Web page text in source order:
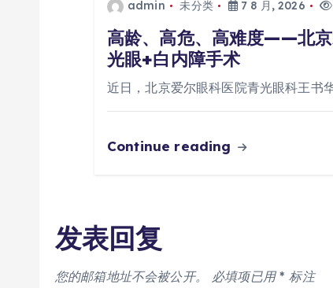
admin 未分类 7 8 月, 2026
高龄、高危、高难度——北
光眼+白内障手术
近日，北京爱尔眼科医院青光眼科王书
Continue reading
发表回复
您的邮箱地址不会被公开。 必填项已用* 标注